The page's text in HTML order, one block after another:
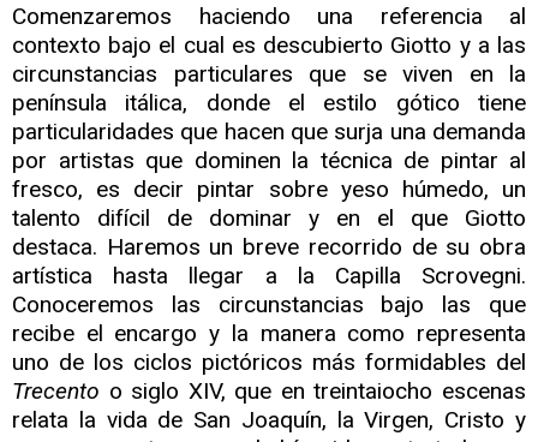
Comenzaremos haciendo una referencia al
contexto bajo el cual es descubierto Giotto y a las
circunstancias particulares que se viven en la
península itálica, donde el estilo gótico tiene
particularidades que hacen que surja una demanda
por artistas que dominen la técnica de pintar al
fresco, es decir pintar sobre yeso húmedo, un
talento difícil de dominar y en el que Giotto
destaca. Haremos un breve recorrido de su obra
artística hasta llegar a la Capilla Scrovegni.
Conoceremos las circunstancias bajo las que
recibe el encargo y la manera como representa
uno de los ciclos pictóricos más formidables del
Trecento o siglo XIV, que en treintaiocho escenas
relata la vida de San Joaquín, la Virgen, Cristo y